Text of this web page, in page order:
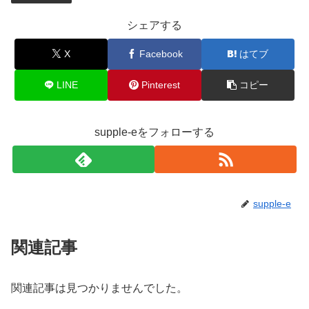
シェアする
X Facebook はてブ
LINE Pinterest コピー
supple-eをフォローする
supple-e
関連記事
関連記事は見つかりませんでした。